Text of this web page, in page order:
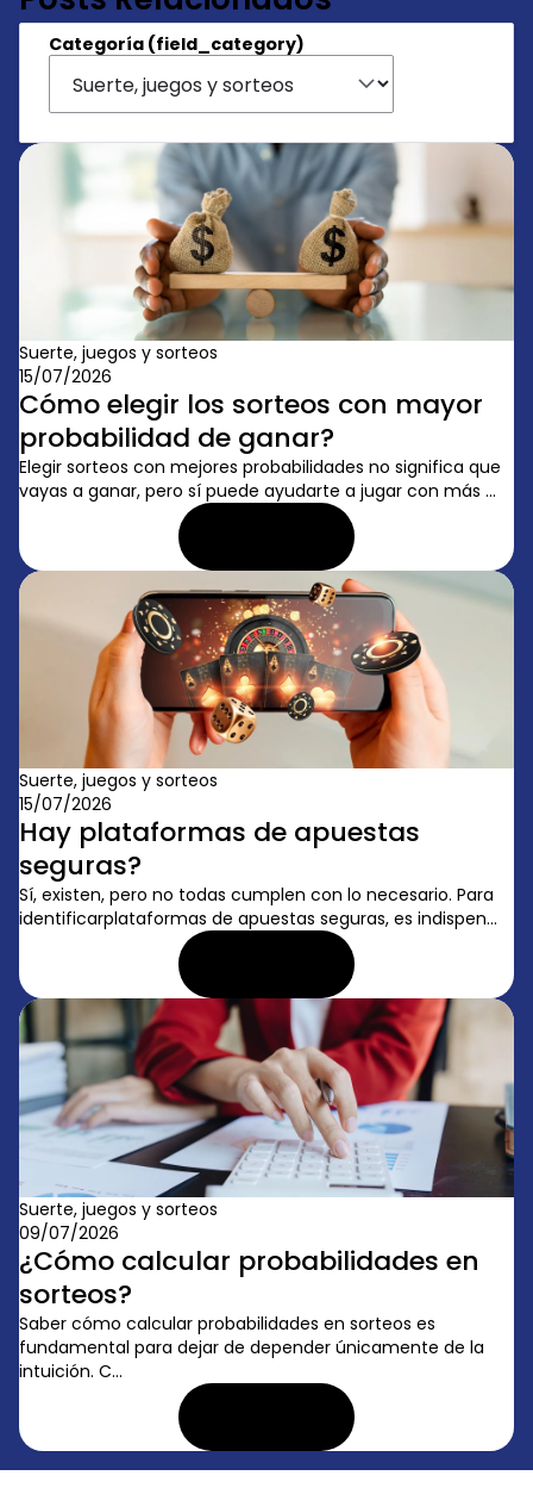
Categoría (field_category)
Suerte, juegos y sorteos
15/07/2026
Cómo elegir los sorteos con mayor
probabilidad de ganar?
Elegir sorteos con mejores probabilidades no significa que
vayas a ganar, pero sí puede ayudarte a jugar con más ...
Suerte, juegos y sorteos
15/07/2026
Hay plataformas de apuestas
seguras?
Sí, existen, pero no todas cumplen con lo necesario. Para
identificarplataformas de apuestas seguras, es indispen...
Suerte, juegos y sorteos
09/07/2026
¿Cómo calcular probabilidades en
sorteos?
Saber cómo calcular probabilidades en sorteos es
fundamental para dejar de depender únicamente de la
intuición. C...